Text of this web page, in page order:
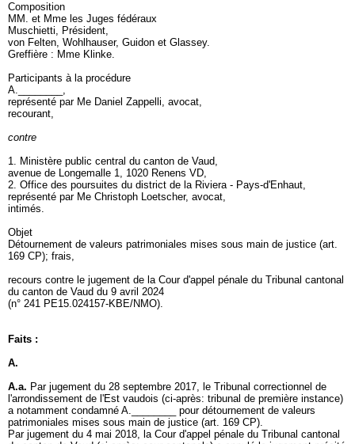
Composition
MM. et Mme les Juges fédéraux
Muschietti, Président,
von Felten, Wohlhauser, Guidon et Glassey.
Greffière : Mme Klinke.
Participants à la procédure
A.________,
représenté par Me Daniel Zappelli, avocat,
recourant,
contre
1. Ministère public central du canton de Vaud,
avenue de Longemalle 1, 1020 Renens VD,
2. Office des poursuites du district de la Riviera - Pays-d'Enhaut,
représenté par Me Christoph Loetscher, avocat,
intimés.
Objet
Détournement de valeurs patrimoniales mises sous main de justice (art.
169 CP); frais,
recours contre le jugement de la Cour d'appel pénale du Tribunal cantonal
du canton de Vaud du 9 avril 2024
(n° 241 PE15.024157-KBE/NMO).
Faits :
A.
A.a. Par jugement du 28 septembre 2017, le Tribunal correctionnel de
l'arrondissement de l'Est vaudois (ci-après: tribunal de première instance)
a notamment condamné A.________ pour détournement de valeurs
patrimoniales mises sous main de justice (art. 169 CP).
Par jugement du 4 mai 2018, la Cour d'appel pénale du Tribunal cantonal